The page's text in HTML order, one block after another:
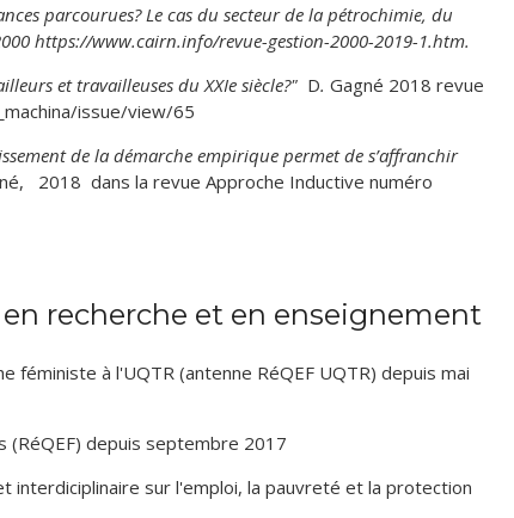
parcourues? Le cas du secteur de la pétrochimie, du
https://www.cairn.info/revue-gestion-2000-2019-1.htm.
et travailleuses du XXIe siècle?" D. Gagné 2018 revue
issue/view/65
de la démarche empirique permet de s’affranchir
2018 dans la revue Approche Inductive numéro
relations, automne 2017
Canadian Labor and Employment Law Journal (CLELJ)
2017
du droit du travail : Naviguer en eau trouble…
recherche et en enseignement
à l'UQTR (antenne RéQEF UQTR) depuis mai
depuis septembre 2017
sur l'emploi, la pauvreté et la protection